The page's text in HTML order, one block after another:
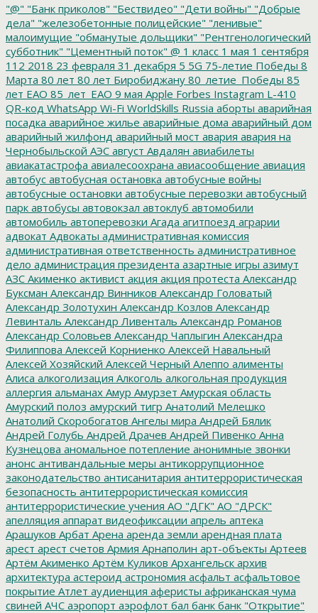
"@" "Банк приколов" "Бествидео" "Дети войны" "Добрые
дела" "железобетонные полицейские" "ленивые"
малоимущие "обманутые дольщики" "Рентгенологический
субботник" "Цементный поток" @ 1 класс 1 мая 1 сентября
112 2018 23 февраля 31 декабря 5 5G 75-летие Победы 8
Марта 80 лет 80 лет Биробиджану 80_летие_Победы 85
лет ЕАО 85_лет_ЕАО 9 мая Apple Forbes Instagram L-410
QR-код WhatsApp Wi-Fi WorldSkills Russia аборты аварийная
посадка аварийное жилье аварийные дома аварийный дом
аварийный жилфонд аварийный мост авария авария на
Чернобыльской АЭС август Авдалян авиабилеты
авиакатастрофа авиалесоохрана авиасообщение авиация
автобус автобусная остановка автобусные войны
автобусные остановки автобусные перевозки автобусный
парк автобусы автовокзал автоклуб автомобили
автомобиль автоперевозки Агада агитпоезд аграрии
адвокат Адвокаты административная комиссия
административная ответственность административное
дело администрация президента азартные игры азимут
АЗС Акименко активист акция акция протеста Александр
Буксман Александр Винников Александр Головатый
Александр Золотухин Александр Козлов Александр
Левинталь Александр Ливенталь Александр Романов
Александр Соловьев Александр Чаплыгин Александра
Филиппова Алексей Корниенко Алексей Навальный
Алексей Хозяйский Алексей Черный Алеппо алименты
Алиса алкоголизация Алкоголь алкогольная продукция
аллергия альманах Амур Амурзет Амурская область
Амурский полоз амурский тигр Анатолий Мелешко
Анатолий Скоробогатов Ангелы мира Андрей Бялик
Андрей Голубь Андрей Драчев Андрей Пивенко Анна
Кузнецова аномальное потепление анонимные звонки
анонс антивандальные меры антикоррупционное
законодательство антисанитария антитеррористическая
безопасность антитеррористическая комиссия
антитеррористические учения АО "ДГК" АО "ДРСК"
апелляция аппарат видеофиксации апрель аптека
Арашуков Арбат Арена аренда земли арендная плата
арест арест счетов Армия Арнаполин арт-объекты Артеев
Артём Акименко Артём Куликов Архангельск архив
архитектура астероид астрономия асфальт асфальтовое
покрытие Атлет аудиенция аферисты африканская чума
свиней АЧС аэропорт аэрофлот бал банк банк "Открытие"